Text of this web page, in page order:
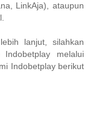
LinkAja), ataupun
lanjut, silahkan
melalui
Indobetplay berikut